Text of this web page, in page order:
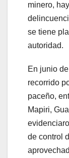
minero,
se tiene
autoridad.
En junio
recorrido
paceño,
Mapiri,
de control